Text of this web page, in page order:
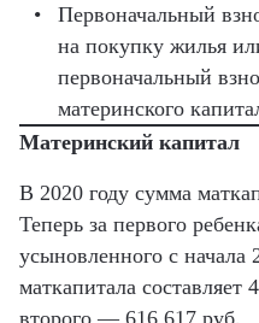
Первоначальный
на покупку жилья
первоначальный
материнского
Материнский капитал
В 2020 году сумма
Теперь за первого
усыновленного с начала
маткапитала составляет
второго — 616 617 руб.